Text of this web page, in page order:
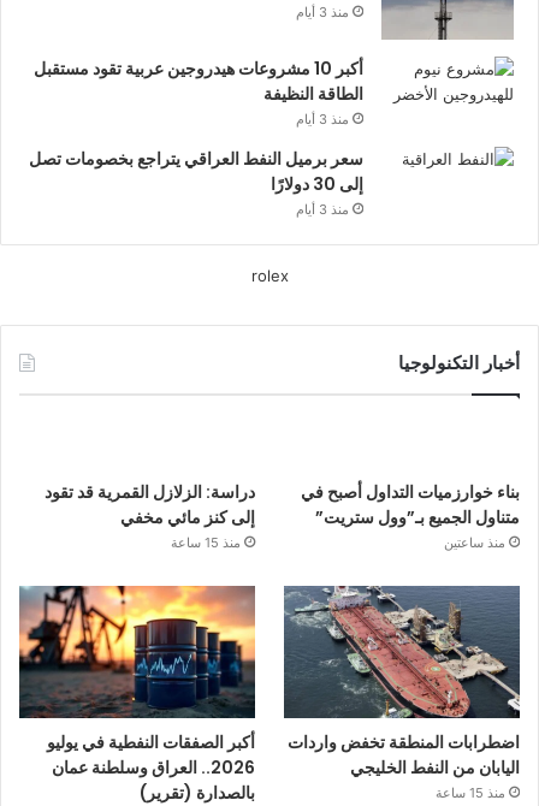
منذ 3 أيام
أكبر 10 مشروعات هيدروجين عربية تقود مستقبل
الطاقة النظيفة
منذ 3 أيام
سعر برميل النفط العراقي يتراجع بخصومات تصل
إلى 30 دولارًا
منذ 3 أيام
rolex
أخبار التكنولوجيا
بناء خوارزميات التداول أصبح في
متناول الجميع بـ”وول ستريت”
منذ ساعتين
دراسة: الزلازل القمرية قد تقود
إلى كنز مائي مخفي
منذ 15 ساعة
اضطرابات المنطقة تخفض واردات
اليابان من النفط الخليجي
منذ 15 ساعة
أكبر الصفقات النفطية في يوليو
2026.. العراق وسلطنة عمان
بالصدارة (تقرير)